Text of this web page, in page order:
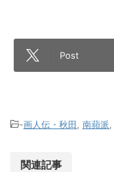
Post
-画人伝・秋田 南蘋派
関連記事